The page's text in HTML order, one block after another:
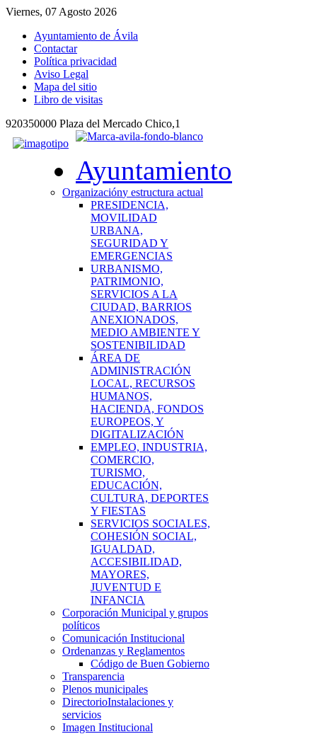
Viernes, 07 Agosto 2026
Ayuntamiento de Ávila
Contactar
Política privacidad
Aviso Legal
Mapa del sitio
Libro de visitas
920350000 Plaza del Mercado Chico,1
Ayuntamiento
Organizacióny estructura actual
PRESIDENCIA,
MOVILIDAD
URBANA,
SEGURIDAD Y
EMERGENCIAS
URBANISMO,
PATRIMONIO,
SERVICIOS A LA
CIUDAD, BARRIOS
ANEXIONADOS,
MEDIO AMBIENTE Y
SOSTENIBILIDAD
ÁREA DE
ADMINISTRACIÓN
LOCAL, RECURSOS
HUMANOS,
HACIENDA, FONDOS
EUROPEOS, Y
DIGITALIZACIÓN
EMPLEO, INDUSTRIA,
COMERCIO,
TURISMO,
EDUCACIÓN,
CULTURA, DEPORTES
Y FIESTAS
SERVICIOS SOCIALES,
COHESIÓN SOCIAL,
IGUALDAD,
ACCESIBILIDAD,
MAYORES,
JUVENTUD E
INFANCIA
Corporación Municipal y grupos
políticos
Comunicación Institucional
Ordenanzas y Reglamentos
Código de Buen Gobierno
Transparencia
Plenos municipales
DirectorioInstalaciones y
servicios
Imagen Institucional